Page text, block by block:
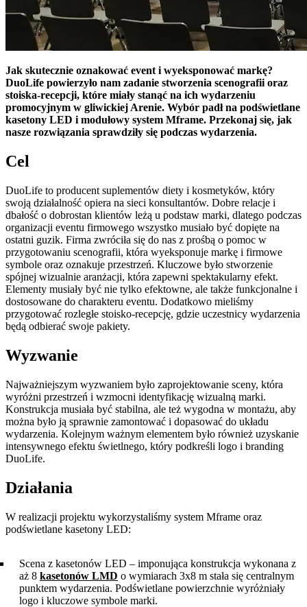
Jak skutecznie oznakować event i wyeksponować markę?
DuoLife powierzyło nam zadanie stworzenia scenografii oraz
stoiska-recepcji, które miały stanąć na ich wydarzeniu
promocyjnym w gliwickiej Arenie. Wybór padł na podświetlane
kasetony LED i modułowy system Mframe. Przekonaj się, jak
nasze rozwiązania sprawdziły się podczas wydarzenia.
Cel
DuoLife to producent suplementów diety i kosmetyków, który
swoją działalność opiera na sieci konsultantów. Dobre relacje i
dbałość o dobrostan klientów leżą u podstaw marki, dlatego podczas
organizacji eventu firmowego wszystko musiało być dopięte na
ostatni guzik. Firma zwróciła się do nas z prośbą o pomoc w
przygotowaniu scenografii, która wyeksponuje markę i firmowe
symbole oraz oznakuje przestrzeń. Kluczowe było stworzenie
spójnej wizualnie aranżacji, która zapewni spektakularny efekt.
Elementy musiały być nie tylko efektowne, ale także funkcjonalne i
dostosowane do charakteru eventu. Dodatkowo mieliśmy
przygotować rozległe stoisko-recepcję, gdzie uczestnicy wydarzenia
będą odbierać swoje pakiety.
Wyzwanie
Najważniejszym wyzwaniem było zaprojektowanie sceny, która
wyróżni przestrzeń i wzmocni identyfikację wizualną marki.
Konstrukcja musiała być stabilna, ale też wygodna w montażu, aby
można było ją sprawnie zamontować i dopasować do układu
wydarzenia. Kolejnym ważnym elementem było również uzyskanie
intensywnego efektu świetlnego, który podkreśli logo i branding
DuoLife.
Działania
W realizacji projektu wykorzystaliśmy system Mframe oraz
podświetlane kasetony LED:
Scena z kasetonów LED – imponująca konstrukcja wykonana z
aż 8 kasetonów LMD o wymiarach 3x8 m stała się centralnym
punktem wydarzenia. Podświetlane powierzchnie wyróżniały
logo i kluczowe symbole marki.